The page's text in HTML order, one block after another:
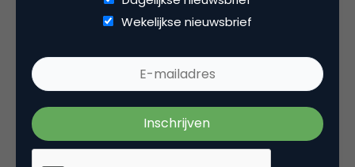
Gerelateerde artikelen
Wake-upcall voor ontwerpers
en merkeigenaren
Wekelijkse nieuwsbrief